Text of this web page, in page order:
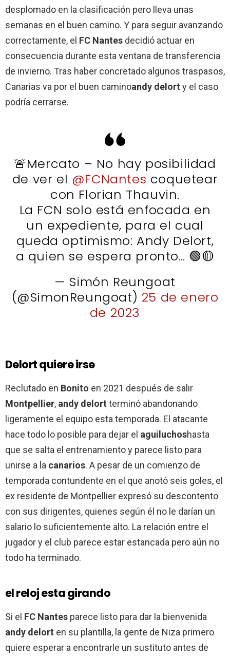
desplomado en la clasificación pero lleva unas
semanas en el buen camino. Y para seguir avanzando
correctamente, el FC Nantes decidió actuar en
consecuencia durante esta ventana de transferencia
de invierno. Tras haber concretado algunos traspasos,
Canarias va por el buen caminoandy delort y el caso
podría cerrarse.
🚨Mercato – No hay posibilidad
de ver el @FCNantes coquetear
con Florian Thauvin.
La FCN solo está enfocada en
un expediente, para el cual
queda optimismo: Andy Delort,
a quien se espera pronto… 🟢🟡
— Simón Reungoat
(@SimonReungoat) 25 de enero
de 2023
Delort quiere irse
Reclutado en Bonito en 2021 después de salir
Montpellier, andy delort terminó abandonando
ligeramente el equipo esta temporada. El atacante
hace todo lo posible para dejar el aguiluchoshasta
que se salta el entrenamiento y parece listo para
unirse a la canarios. A pesar de un comienzo de
temporada contundente en el que anotó seis goles, el
ex residente de Montpellier expresó su descontento
con sus dirigentes, quienes según él no le darían un
salario lo suficientemente alto. La relación entre el
jugador y el club parece estar estancada pero aún no
todo ha terminado.
el reloj esta girando
Si el FC Nantes parece listo para dar la bienvenida
andy delort en su plantilla, la gente de Niza primero
quiere esperar a encontrarle un sustituto antes de